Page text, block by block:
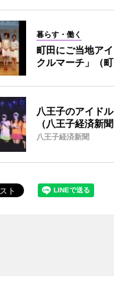
暮らす・働く
町田にご当地ア
クルマーチ」（町
八王子のアイド
（八王子経済新聞
八王子経済新聞